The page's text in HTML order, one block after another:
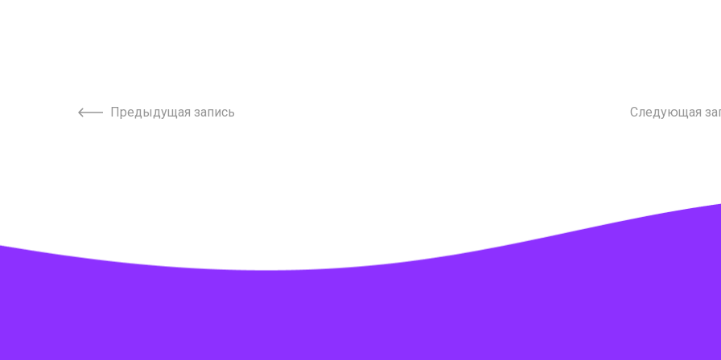
Предыдущая запись Следующая